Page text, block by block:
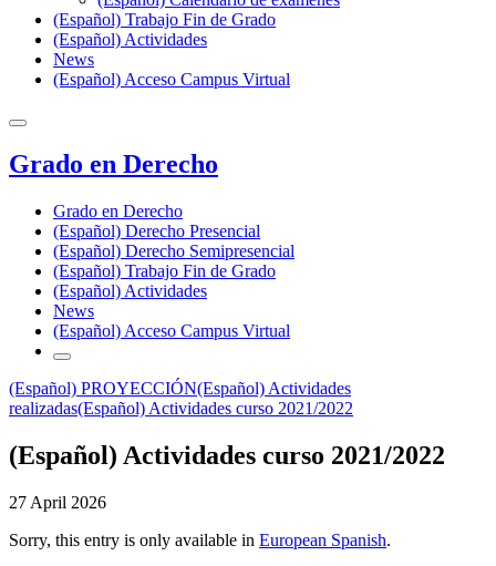
(Español) Trabajo Fin de Grado
(Español) Actividades
News
(Español) Acceso Campus Virtual
Grado en Derecho
Grado en Derecho
(Español) Derecho Presencial
(Español) Derecho Semipresencial
(Español) Trabajo Fin de Grado
(Español) Actividades
News
(Español) Acceso Campus Virtual
(Español) PROYECCIÓN(Español) Actividades
realizadas(Español) Actividades curso 2021/2022
(Español) Actividades curso 2021/2022
27 April 2026
Sorry, this entry is only available in European Spanish.